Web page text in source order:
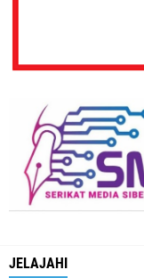
JELAJAHI